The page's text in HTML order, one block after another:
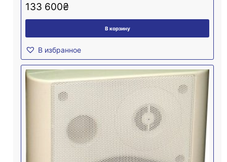
133 600₴
В корзину
В избранное